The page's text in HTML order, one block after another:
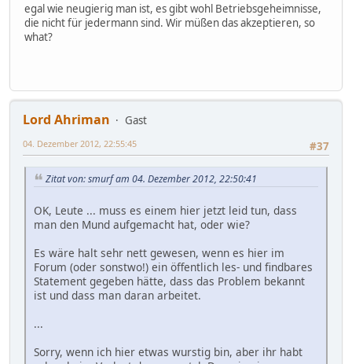
egal wie neugierig man ist, es gibt wohl Betriebsgeheimnisse,
die nicht für jedermann sind. Wir müßen das akzeptieren, so
what?
Lord Ahriman
Gast
#37
04. Dezember 2012, 22:55:45
Zitat von: smurf am 04. Dezember 2012, 22:50:41
OK, Leute ... muss es einem hier jetzt leid tun, dass
man den Mund aufgemacht hat, oder wie?
Es wäre halt sehr nett gewesen, wenn es hier im
Forum (oder sonstwo!) ein öffentlich les- und findbares
Statement gegeben hätte, dass das Problem bekannt
ist und dass man daran arbeitet.
...
Sorry, wenn ich hier etwas wurstig bin, aber ihr habt